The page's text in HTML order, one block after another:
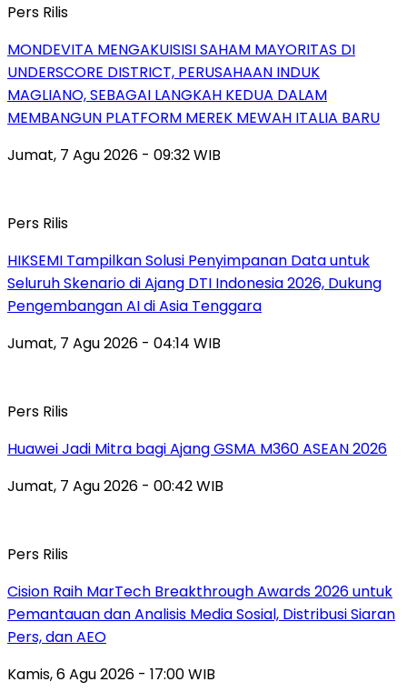
Pers Rilis
MONDEVITA MENGAKUISISI SAHAM MAYORITAS DI
UNDERSCORE DISTRICT, PERUSAHAAN INDUK
MAGLIANO, SEBAGAI LANGKAH KEDUA DALAM
MEMBANGUN PLATFORM MEREK MEWAH ITALIA BARU
Jumat, 7 Agu 2026 - 09:32 WIB
Pers Rilis
HIKSEMI Tampilkan Solusi Penyimpanan Data untuk
Seluruh Skenario di Ajang DTI Indonesia 2026, Dukung
Pengembangan AI di Asia Tenggara
Jumat, 7 Agu 2026 - 04:14 WIB
Pers Rilis
Huawei Jadi Mitra bagi Ajang GSMA M360 ASEAN 2026
Jumat, 7 Agu 2026 - 00:42 WIB
Pers Rilis
Cision Raih MarTech Breakthrough Awards 2026 untuk
Pemantauan dan Analisis Media Sosial, Distribusi Siaran
Pers, dan AEO
Kamis, 6 Agu 2026 - 17:00 WIB